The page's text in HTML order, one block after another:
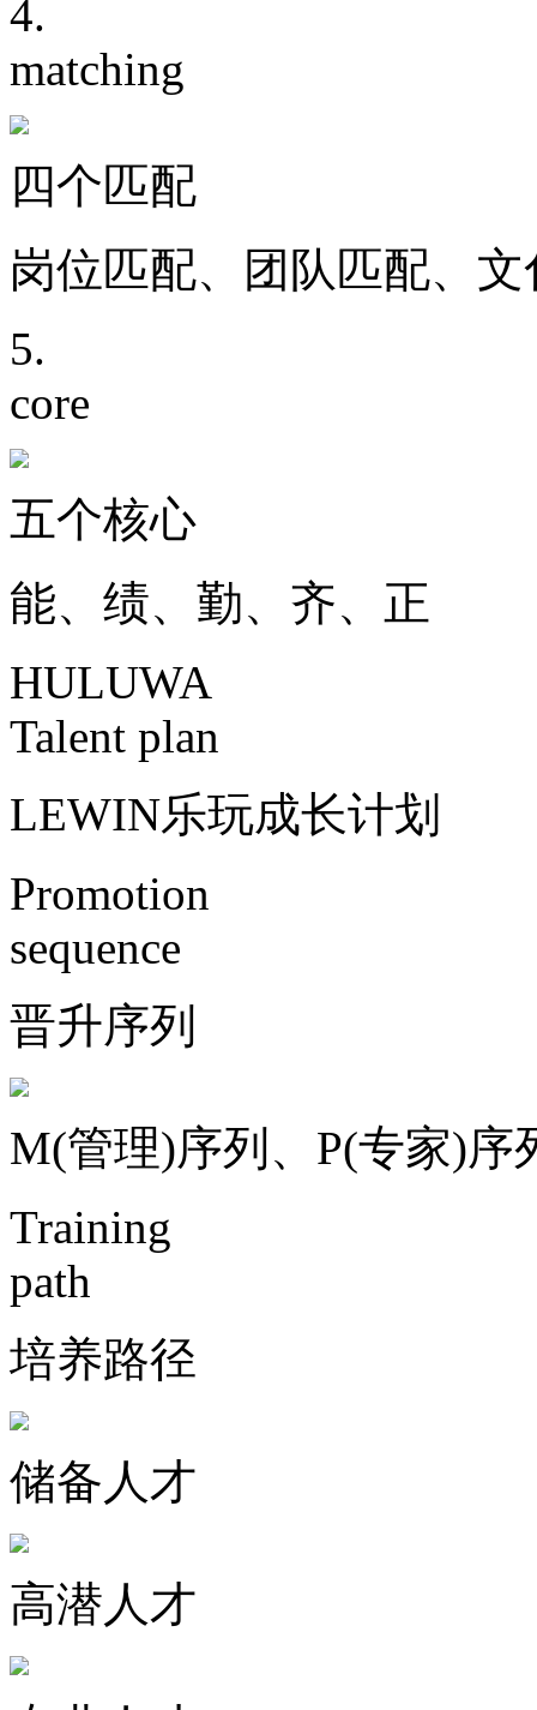
4.
matching
四个匹配
岗位匹配、团队匹配、
5.
core
五个核心
能、绩、勤、齐、正
HULUWA
Talent plan
LEWIN乐玩成长计划
Promotion
sequence
晋升序列
M(管理)序列、P(专家)序
Training
path
培养路径
储备人才
高潜人才